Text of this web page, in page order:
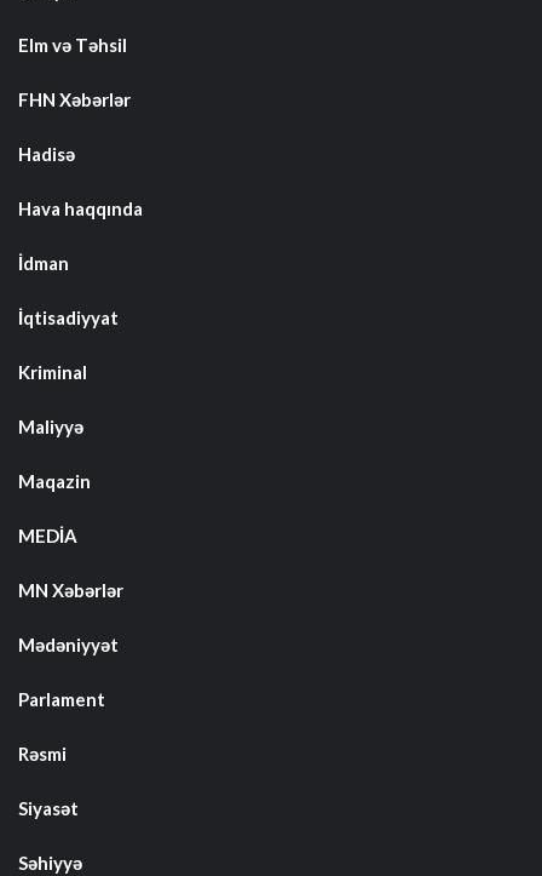
Elm və Təhsil
FHN Xəbərlər
Hadisə
Hava haqqında
İdman
İqtisadiyyat
Kriminal
Maliyyə
Maqazin
MEDİA
MN Xəbərlər
Mədəniyyət
Parlament
Rəsmi
Siyasət
Səhiyyə